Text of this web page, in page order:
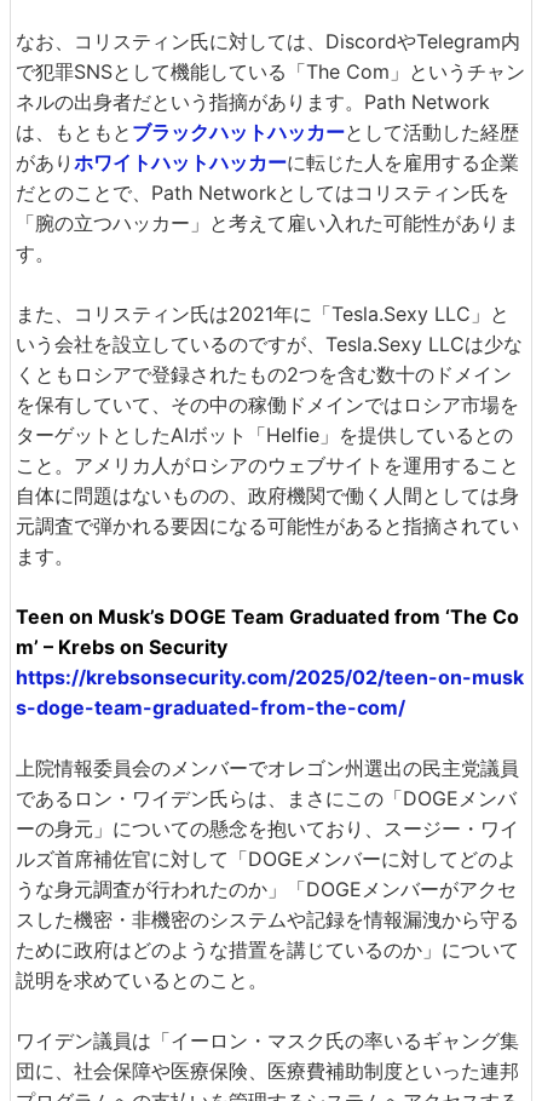
なお、コリスティン氏に対しては、DiscordやTelegram内
で犯罪SNSとして機能している「The Com」というチャン
ネルの出身者だという指摘があります。Path Network
は、もともと ブラックハットハッカーとして活動した経歴
があり ホワイトハットハッカーに転じた人を雇用する企業
だとのことで、Path Networkとしてはコリスティン氏を
「腕の立つハッカー」と考えて雇い入れた可能性がありま
す。
また、コリスティン氏は2021年に「Tesla.Sexy LLC」と
いう会社を設立しているのですが、Tesla.Sexy LLCは少な
くともロシアで登録されたもの2つを含む数十のドメイン
を保有していて、その中の稼働ドメインではロシア市場を
ターゲットとしたAIボット「Helfie」を提供しているとの
こと。アメリカ人がロシアのウェブサイトを運用すること
自体に問題はないものの、政府機関で働く人間としては身
元調査で弾かれる要因になる可能性があると指摘されてい
ます。
Teen on Musk’s DOGE Team Graduated from ‘The Co
m’ – Krebs on Security
https://krebsonsecurity.com/2025/02/teen-on-musk
s-doge-team-graduated-from-the-com/
上院情報委員会のメンバーでオレゴン州選出の民主党議員
であるロン・ワイデン氏らは、まさにこの「DOGEメンバ
ーの身元」についての懸念を抱いており、スージー・ワイ
ルズ首席補佐官に対して「DOGEメンバーに対してどのよ
うな身元調査が行われたのか」「DOGEメンバーがアクセ
スした機密・非機密のシステムや記録を情報漏洩から守る
ために政府はどのような措置を講じているのか」について
説明を求めているとのこと。
ワイデン議員は「イーロン・マスク氏の率いるギャング集
団に、社会保障や医療保険、医療費補助制度といった連邦